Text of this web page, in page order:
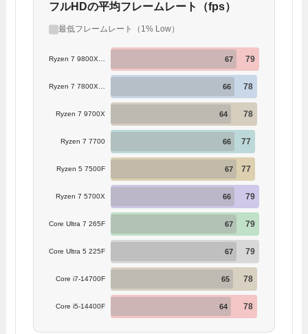
フルHDの平均フレームレート（fps）
最低フレームレート（1% Low）
Ryzen 7 9800X3D 79
67
Ryzen 7 7800X3D 78
66
Ryzen 7 9700X 78
64
Ryzen 7 7700 77
66
Ryzen 5 7500F 77
67
Ryzen 7 5700X 79
66
Core Ultra 7 265F 79
67
Core Ultra 5 225F 79
67
Core i7-14700F 78
65
Core i5-14400F 78
64